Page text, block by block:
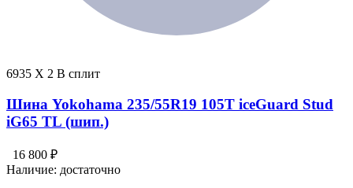
6935 X 2 В сплит
Шина Yokohama 235/55R19 105T iceGuard Stud
iG65 TL (шип.)
16 800 ₽
Наличие: достаточно